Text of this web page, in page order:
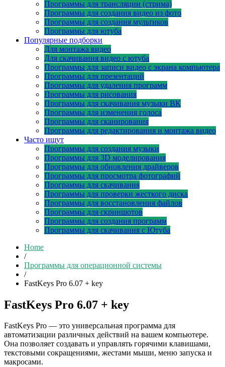
Программы для трансляции (стрима)
Программы для создания видео из фото
Программы для создания мультиков
Программы для ютуба
Популярные подборки
Для монтажа видео
Для скачивания видео с ютуба
Программы для записи видео с экрана компьютера
Программы для презентаций
Программы для удаления программ
Программы для рисования
Программы для скачивания музыки ВК
Программы для изменения голоса
Программы для сканирования
Программы для редактирования и монтажа видео
Часто ищут
Программы для создания музыки
Программы для 3D моделирования
Программы для обновления драйверов
Программы для просмотра фотографий
Программы для скачивания
Программы для проверки жесткого диска
Программы для восстановления файлов
Программы для скриншотов
Программы для создания программ
Программы для скачивания с Ютуба
Home
/
Программы для операционной системы
/
FastKeys Pro 6.07 + key
FastKeys Pro 6.07 + key
FastKeys Pro — это универсальная программа для
автоматизации различных действий на вашем компьютере.
Она позволяет создавать и управлять горячими клавишами,
текстовыми сокращениями, жестами мыши, меню запуска и
макросами.